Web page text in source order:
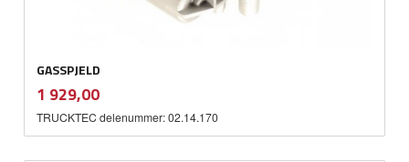
GASSPJELD
Pris
1 929,00mva.
TRUCKTEC delenummer: 02.14.170